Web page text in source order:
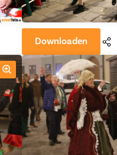
Downloaden